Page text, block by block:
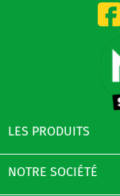
LES PRODUITS
NOTRE SOCIÉTÉ